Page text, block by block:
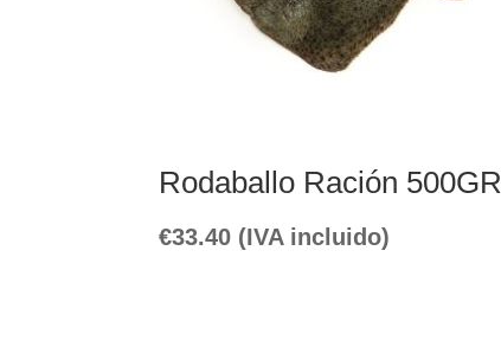
Rodaballo Ración 500GR
€33.40 (IVA incluido)